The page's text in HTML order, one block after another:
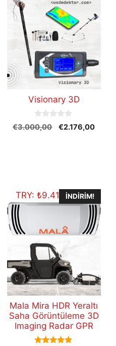
Visionary 3D
0
o
€3.000,00
Orijinal
€2.176,00Şu
TRY: ₺9.417.511,46
İNDIRIM!
Mala Mira HDR Yeraltı
Saha Görüntüleme 3D
Imaging Radar GPR